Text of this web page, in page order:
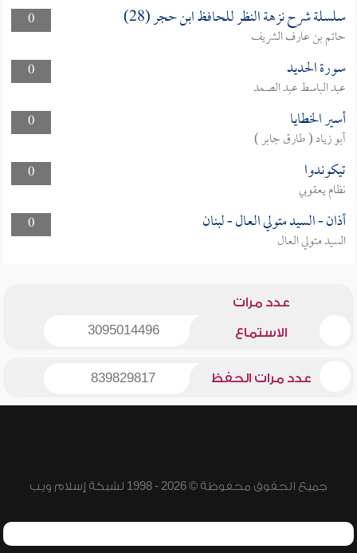
0
سلسلة شرح نزهة النظر للحافظ ابن حجر (28)
حاتم بن عارف الشريف
0
سورة الحديد
عبد الباسط عبد الصمد
0
أسير الخطايا
أبو زياد ( طارق جابر )
0
تيكوندوا
نظام يعقوبي
0
أذان - السيد متولي العال - لبنان
السيد متولي العال
عدد مرات
الاستماع 3095014496
عدد مرات الحفظ 839829817
جميع الحقوق محفوظة © 2026 - 1998 لشبكة إسلام ويب